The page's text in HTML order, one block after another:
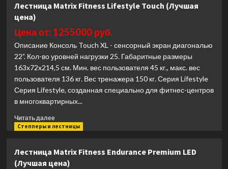
тренажер
Degree
Fitness
Apollo
Plus
Black
(Лучшая
цена)
Лестница Matrix Fitness Lifestyle Touch (Лучшая
цена)
Цена от: 1255000 руб.
Описание Консоль Touch XL - сенсорный экран диагональю
22”. Кол-во уровней нагрузки 25. Габаритные размеры
163x72x214,5 см. Мин. вес пользователя 45 кг., макс. вес
пользователя 136 кг. Вес тренажера 150 кг. Серия Lifestyle
Серия Lifestyle, созданная специально для фитнес-центров
в многоквартирных...
Читать далееПрочитать
больше
Matrix
Fitness
Степперы и лестницы
Лестница Matrix Fitness Endurance Premium LED
(Лучшая цена)